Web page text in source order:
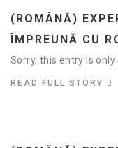
(ROMÂNĂ)
ÎMPREUNĂ CU
Sorry, this entry is only
READ FULL STORY